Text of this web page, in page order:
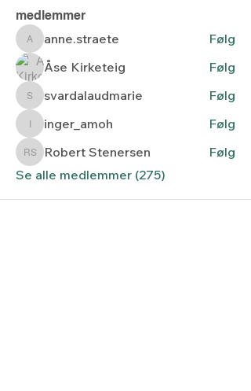
medlemmer
anne.straete
anne.straete
Følg
Åse Kirketeig
Følg
svardalaudmarie
svardalaudmarie Følg
inger_amoh
inger_amoh Følg
Robert Stenersen
Robert Stenersen
Følg
Se alle medlemmer (275)